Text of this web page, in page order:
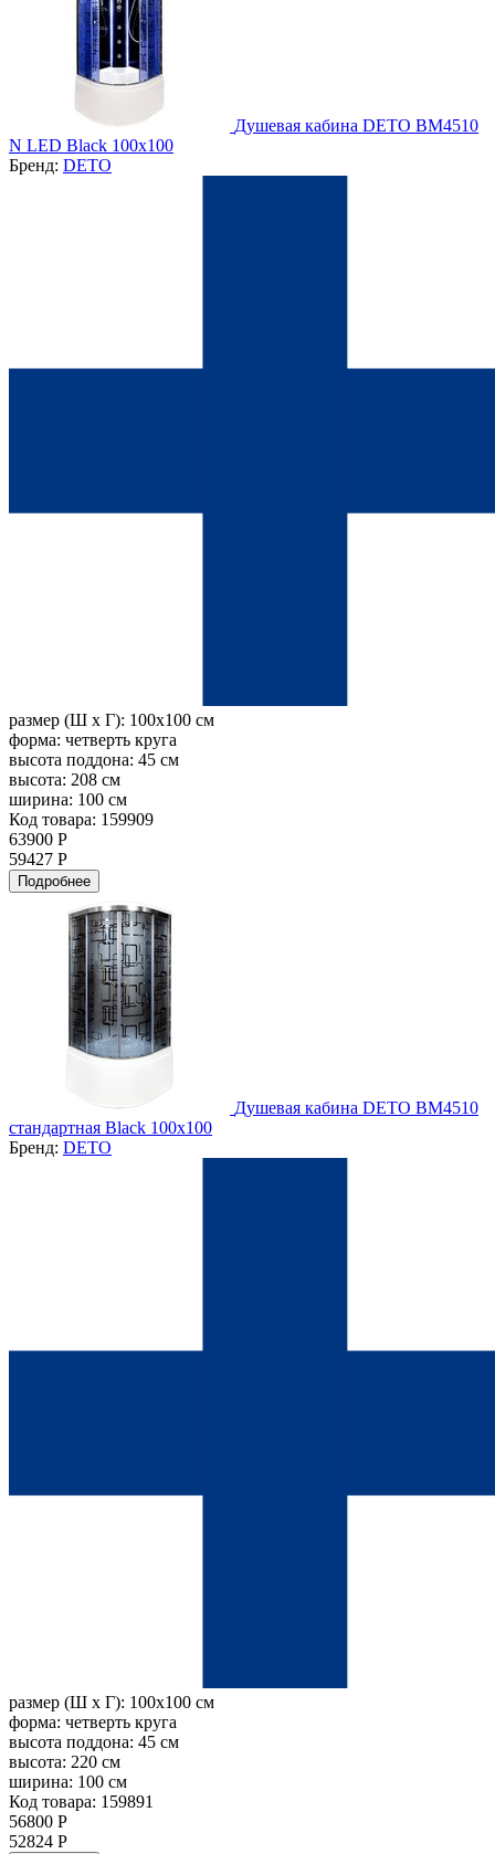
Душевая кабина DETO BМ4510
N LED Black 100х100
Бренд: DETO
размер (Ш х Г): 100x100 см
форма: четверть круга
высота поддона: 45 см
высота: 208 см
ширина: 100 см
Код товара: 159909
63900 Р
59427 Р
Подробнее
Душевая кабина DETO BМ4510
стандартная Black 100х100
Бренд: DETO
размер (Ш х Г): 100x100 см
форма: четверть круга
высота поддона: 45 см
высота: 220 см
ширина: 100 см
Код товара: 159891
56800 Р
52824 Р